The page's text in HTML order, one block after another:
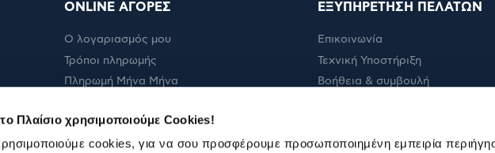
Πλαίσιο χρησιμοποιούμε Cookies!
cookies, για να σου προσφέρουμε προσωποποιημένη εμπειρία
ONLINE ΑΓΟΡΕΣ
Ο λογαριασμός μου
Τρόποι πληρωμής
Πληρωμή Μήνα Μήνα
Επιστροφές
ΕΞΥΠΗΡΕΤΗΣΗ ΠΕΛΑΤΩΝ
Επικοινωνία
Τεχνική Υποστήριξη
Βοήθεια & συμβουλή
Όροι εμπορικών ενεργειών